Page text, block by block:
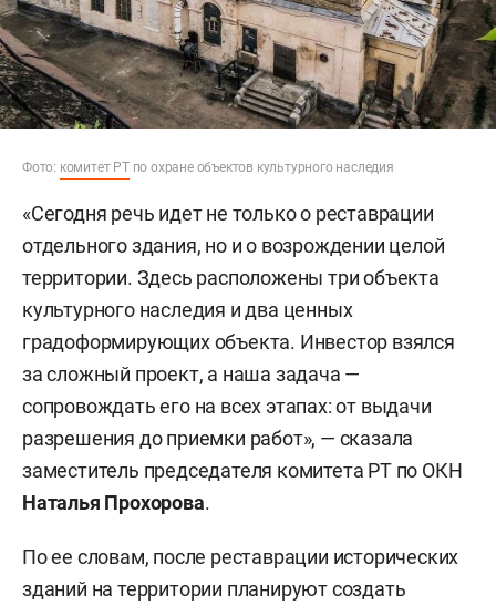
Фото: комитет РТпо охране объектов культурного наследия
«Сегодня речь идет не только о реставрации
отдельного здания, но и о возрождении целой
территории. Здесь расположены три объекта
культурного наследия и два ценных
градоформирующих объекта. Инвестор взялся
за сложный проект, а наша задача —
сопровождать его на всех этапах: от выдачи
разрешения до приемки работ», — сказала
заместитель председателя комитета РТ по ОКН
Наталья Прохорова.
По ее словам, после реставрации исторических
зданий на территории планируют создать